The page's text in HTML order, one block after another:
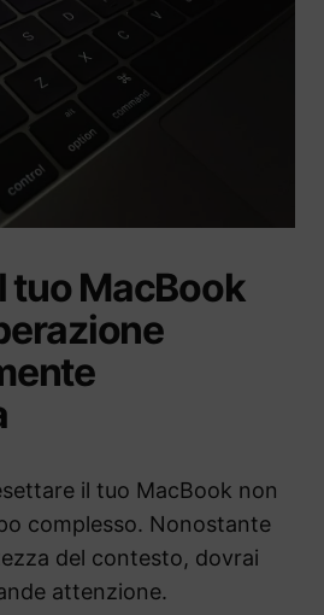
tuo MacBook
il tuo MacBook non
complesso. Nonostante
del contesto, dovrai
attenzione.